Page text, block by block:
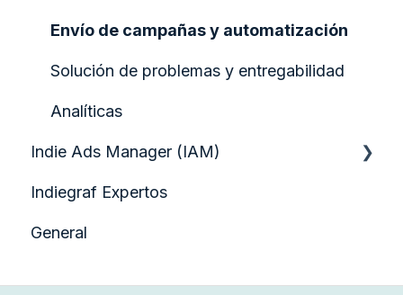
Diseño y estructura de la página
Indiegraf Pay
Medios y activos visuales
Herramientas de SEO y Google
Administración del Sitio
Preguntas Técnicas
Envío de campañas y automatización
Solución de problemas y entregabilidad
Analíticas
Indie Ads Manager (IAM)
Informes y Estadísticas
Artículos Esenciales
Indiegraf Expertos
General